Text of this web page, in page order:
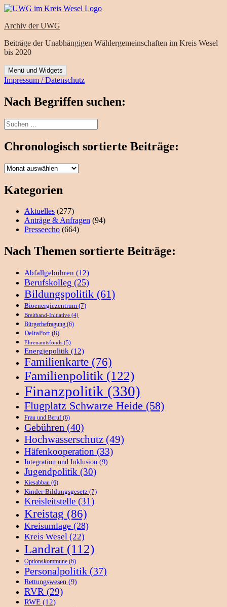
Zum
springen
Archiv der UWG
Beiträge der Unabhängigen Wählergemeinschaften im Kreis Wesel
bis 2020
Menü und Widgets
Impressum / Datenschutz
Nach Begriffen suchen:
Suchen
nach:
Chronologisch sortierte Beiträge:
Chronologisch
Beiträge:
Kategorien
Aktuelles (277)
Anträge & Anfragen (94)
Presseecho (664)
Nach Themen sortierte Beiträge:
Abfallgebühren (12)
Berufskolleg (25)
Bildungspolitik (61)
Bioenergiezentrum (7)
Breitband-Initiative (4)
Bürgerbefragung (6)
DeltaPort (8)
Ehrenamtsfonds (5)
Energiepolitik (12)
Familienkarte (76)
Familienpolitik (122)
Finanzpolitik (330)
Flugplatz Schwarze Heide (58)
Frau und Beruf (6)
Gebühren (40)
Hochwasserschutz (49)
Häfenkooperation (33)
Integration und Inklusion (9)
Jugendpolitik (30)
Kiesabbau (6)
Kinder-Bildungsgesetz (7)
Kreisleitstelle (31)
Kreistag (86)
Kreisumlage (28)
Kreis Wesel (22)
Landrat (112)
Optionskommune (6)
Personalpolitik (37)
Rettungswesen (9)
RVR (29)
RWE (12)